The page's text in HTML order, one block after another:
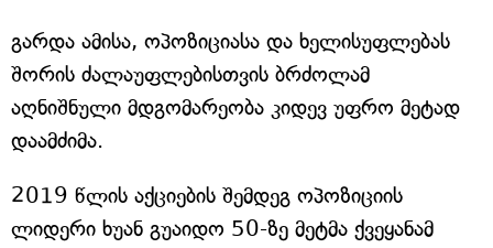
გარდა ამისა, ოპოზიციასა და ხელისუფლებას
შორის ძალაუფლებისთვის ბრძოლამ
აღნიშნული მდგომარეობა კიდევ უფრო მეტად
დაამძიმა.
2019 წლის აქციების შემდეგ ოპოზიციის
ლიდერი ხუან გუაიდო 50-ზე მეტმა ქვეყანამ